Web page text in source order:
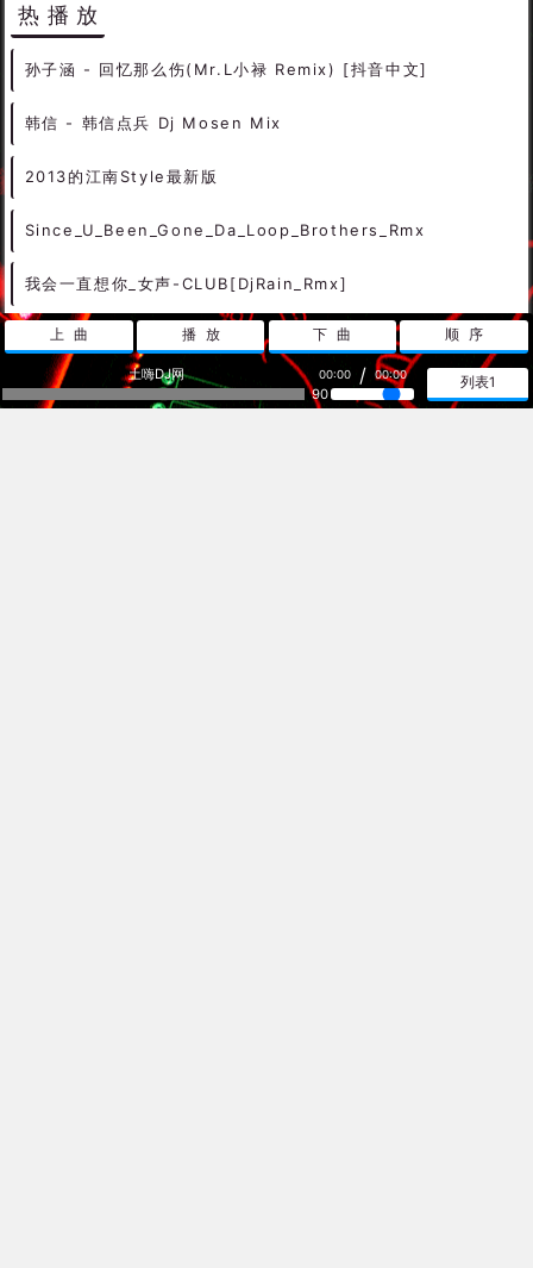
热播放
孙子涵 - 回忆那么伤(Mr.L小禄 Remix) [抖音中文]
韩信 - 韩信点兵 Dj Mosen Mix
2013的江南Style最新版
Since_U_Been_Gone_Da_Loop_Brothers_Rmx
我会一直想你_女声-CLUB[DjRain_Rmx]
王靖雯 - 沦陷(Dj阿帆 ProgHouse Rmx 2022) - 中文Remix 中文CLUB 华语Remix
上曲 播放 下曲 顺序
土嗨DJ网 00:00 / 00:00
90
列表1